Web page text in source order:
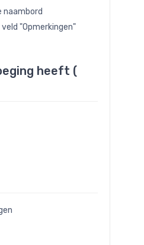
naambord
"Opmerkingen"
heeft (